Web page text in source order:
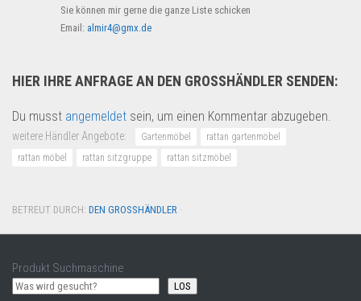
Sie können mir gerne die ganze Liste schicken
Email: almir4@gmx.de
HIER IHRE ANFRAGE AN DEN GROSSHÄNDLER SENDEN:
Du musst angemeldet sein, um einen Kommentar abzugeben.
weitere Händler Angebote: Gartenmöbel
rattan gartenmöbel
rattan möbel
rattan sitzgruppe rattan sitzmöbel
BETREUT DURCH: DEN GROSSHÄNDLER ·
Produkt Suchmaschine
LOS